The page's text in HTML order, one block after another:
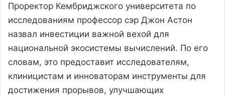
Проректор Кембриджского университета по
исследованиям профессор сэр Джон Астон
назвал инвестиции важной вехой для
национальной экосистемы вычислений. По его
словам, это предоставит исследователям,
клиницистам и инноваторам инструменты для
достижения прорывов, улучшающих